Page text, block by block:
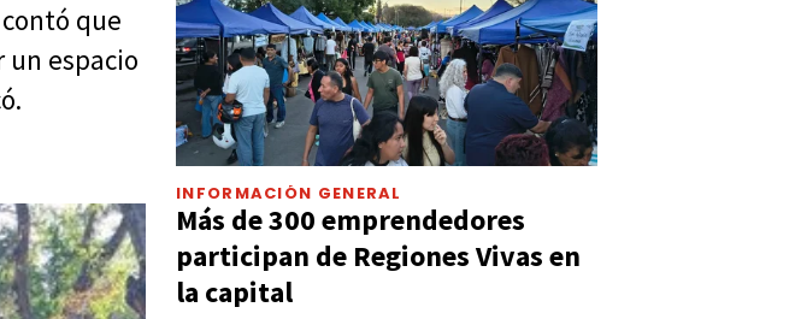
que
espacio
INFORMACIÓN GENERAL
Más de 300 emprendedores
participan de Regiones Vivas en
la capital